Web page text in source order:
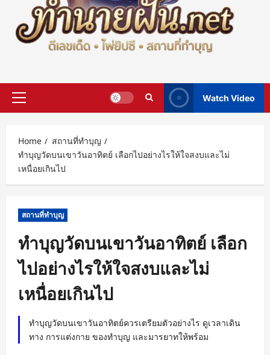
Primary
Watch Video
Home
สถานที่ทำบุญ
ทำบุญวัดบนเขาวันอาทิตย์ เลือกไปอย่างไรให้ใจสงบและไม่
เหนื่อยเกินไป
สถานที่ทำบุญ
ทำบุญวัดบนเขาวันอาทิตย์ เลือก
ไปอย่างไรให้ใจสงบและไม่
เหนื่อยเกินไป
ทำบุญวัดบนเขาวันอาทิตย์ควรเตรียมตัวอย่างไร ดูเวลาเดิน
ทาง การแต่งกาย ของทำบุญ และมารยาทให้พร้อม